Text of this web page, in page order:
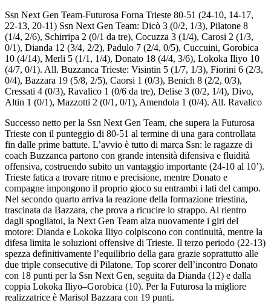
Ssn Next Gen Team-Futurosa Forna Trieste 80-51 (24-10, 14-17,
22-13, 20-11) Ssn Next Gen Team: Dicò 3 (0/2, 1/3), Pilatone 8
(1/4, 2/6), Schirripa 2 (0/1 da tre), Cocuzza 3 (1/4), Carosi 2 (1/3,
0/1), Dianda 12 (3/4, 2/2), Padulo 7 (2/4, 0/5), Cuccuini, Gorobica
10 (4/14), Merli 5 (1/1, 1/4), Donato 18 (4/4, 3/6), Lokoka Iliyo 10
(4/7, 0/1). All. Buzzanca Trieste: Visintin 5 (1/7, 1/3), Fiorini 6 (2/3,
0/4), Bazzara 19 (5/8, 2/5), Caorsi 1 (0/3), Benich 8 (2/2, 0/3),
Cressati 4 (0/3), Ravalico 1 (0/6 da tre), Delise 3 (0/2, 1/4), Divo,
Altin 1 (0/1), Mazzotti 2 (0/1, 0/1), Amendola 1 (0/4). All. Ravalico
Successo netto per la Ssn Next Gen Team, che supera la Futurosa
Trieste con il punteggio di 80-51 al termine di una gara controllata
fin dalle prime battute. L’avvio è tutto di marca Ssn: le ragazze di
coach Buzzanca partono con grande intensità difensiva e fluidità
offensiva, costruendo subito un vantaggio importante (24-10 al 10’).
Trieste fatica a trovare ritmo e precisione, mentre Donato e
compagne impongono il proprio gioco su entrambi i lati del campo.
Nel secondo quarto arriva la reazione della formazione triestina,
trascinata da Bazzara, che prova a ricucire lo strappo. Al rientro
dagli spogliatoi, la Next Gen Team alza nuovamente i giri del
motore: Dianda e Lokoka Iliyo colpiscono con continuità, mentre la
difesa limita le soluzioni offensive di Trieste. Il terzo periodo (22-13)
spezza definitivamente l’equilibrio della gara grazie soprattutto alle
due triple consecutive di Pilatone. Top scorer dell’incontro Donato
con 18 punti per la Ssn Next Gen, seguita da Dianda (12) e dalla
coppia Lokoka Iliyo–Gorobica (10). Per la Futurosa la migliore
realizzatrice è Marisol Bazzara con 19 punti.